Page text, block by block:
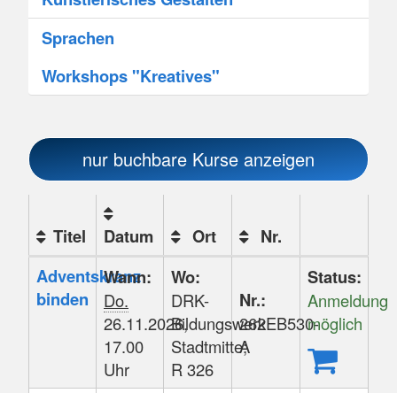
Sprachen
Workshops "Kreatives"
nur buchbare Kurse anzeigen
Kursübersicht.
Tabellenüberschriften
Titel Datum Ort
Nr.
Adventskranz
binden
Wann:
Do.
26.11.2026,
17.00
Uhr
Wo:
DRK-
Bildungswerk
Stadtmitte;
R 326
Nr.:
262EB530-
A
Status:
Anmeldung
möglich